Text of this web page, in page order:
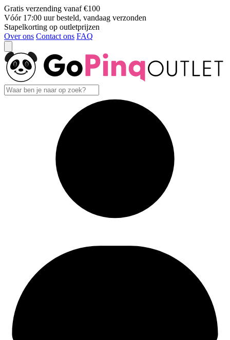
Gratis verzending vanaf €100
Vóór 17:00 uur besteld, vandaag verzonden
Stapelkorting op outletprijzen
Over ons Contact ons FAQ